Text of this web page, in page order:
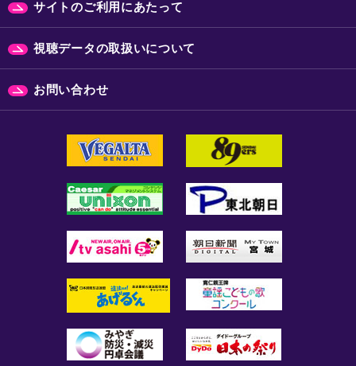
サイトのご利用にあたって
視聴データの取扱いについて
お問い合わせ